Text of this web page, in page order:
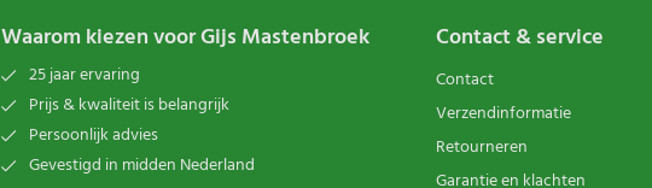
Waarom kiezen voor Gijs Mastenbroek
25 jaar ervaring
Prijs & kwaliteit is belangrijk
Persoonlijk advies
Gevestigd in midden Nederland
Contact & service
Contact
Verzendinformatie
Retourneren
Garantie en klachten